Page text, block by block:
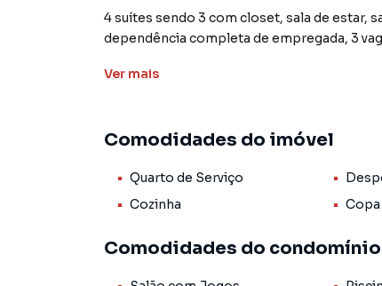
4 suítes sendo 3 com closet, sala de estar,
dependência completa de empregada, 3
Características
Armário closet
Armário escritório
Armário quarto
Porcelanato
Ver mais
Comodidades do imóvel
Quarto de Serviço
Cozinha
Copa
Comodidades do condomínio